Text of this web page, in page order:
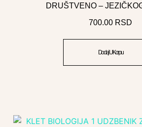
DRUŠTVENO –
700.00 RSD
Dodaj U Korpu